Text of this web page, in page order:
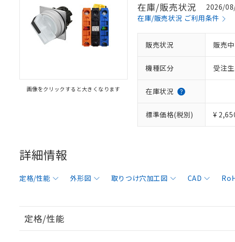
画像をクリックすると大きくなります
在庫/販売状況
2026/
在庫/販売状況 ご利用条件
販売状況 販売中
機種区分 受注
在庫状況
標準価格(税別) ¥
詳細情報
定格/性能 外形図 取りつけ穴加工図 CAD
定格/性能